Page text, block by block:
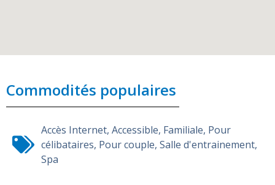
Commodités populaires
Accès Internet, Accessible, Familiale, Pour
célibataires, Pour couple, Salle d'entrainement,
Spa